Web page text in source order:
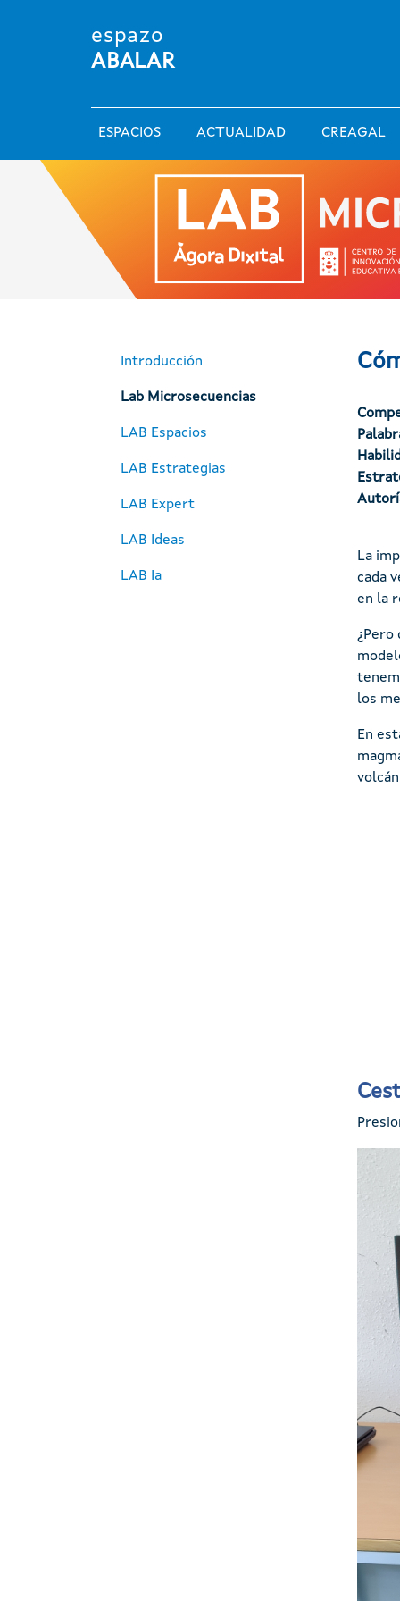
espazo
ABALAR
ESPACIOS ACTUALIDAD CREAGAL
Ágora dixital
Introducción
Lab Microsecuencias
LAB Espacios
LAB Estrategias
LAB Expert
LAB Ideas
LAB Ia
La
cada
en la
¿Pero
los
En